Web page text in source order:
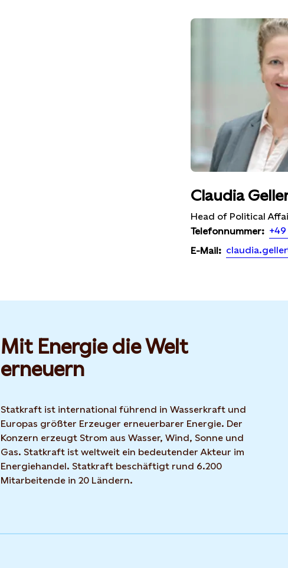
Claudia
Head of Political
Telefonnummer: +49
E-Mail:
Mit Energie die Welt
erneuern
Statkraft ist international führend in Wasserkraft und
Europas größter Erzeuger erneuerbarer Energie. Der
Konzern erzeugt Strom aus Wasser, Wind, Sonne und
Gas. Statkraft ist weltweit ein bedeutender Akteur im
Energiehandel. Statkraft beschäftigt rund 6.200
Mitarbeitende in 20 Ländern.